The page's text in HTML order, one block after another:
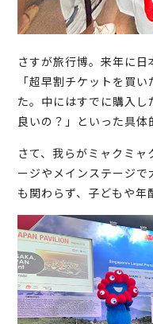
さすが旅行博。来年に
「超早割チケットを買
た。中にはすでに購入
良いの？」といった具体
さて、我らがミャクミ
ージやメインステージ
も関わらず、子どもや年